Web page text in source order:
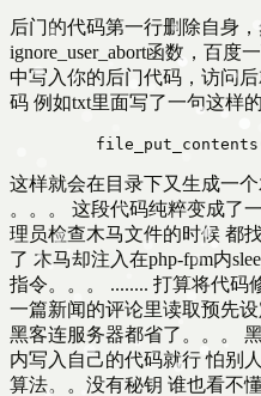
后门的代码第一行删除自身
ignore_user_abort函数，百度
中写入你的后门代码，访问
码 例如txt里面写了一句这样
这样就会在目录下又生成一
。。。 这段代码纯粹变成了
理员检查木马文件的时候 都
了 木马却注入在php-fpm内
指令。。。 ........ 打算将代码
一篇新闻的评论里读取预先设
黑客连服务器都省了。。。
内写入自己的代码就行 怕别
算法。。没有秘钥 谁也看不